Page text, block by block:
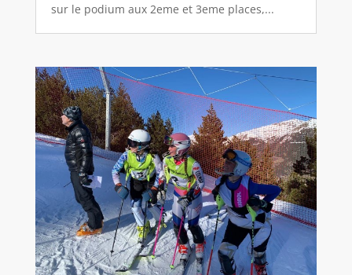
sur le podium aux 2eme et 3eme places,...